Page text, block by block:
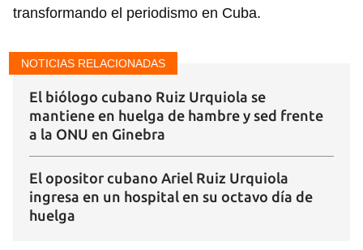
transformando el periodismo en Cuba.
NOTICIAS RELACIONADAS
El biólogo cubano Ruiz Urquiola se
mantiene en huelga de hambre y sed frente
a la ONU en Ginebra
El opositor cubano Ariel Ruiz Urquiola
ingresa en un hospital en su octavo día de
huelga